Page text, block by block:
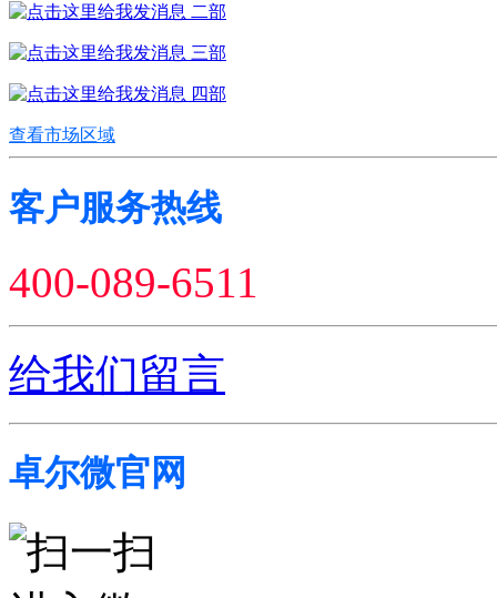
二部
三部
四部
查看市场区域
客户服务热线
400-089-6511
给我们留言
卓尔微官网